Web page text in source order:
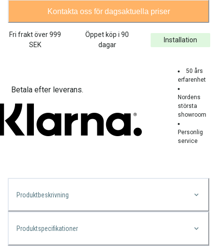
Kontakta oss för dagsaktuella priser
Fri frakt över999
SEK
Öppet köp i 90
dagar
Installation
Betala efter leverans.
50 års
erfarenhet
Nordens
största
showroom
Personlig
service
Produktbeskrivning
Produktspecifikationer